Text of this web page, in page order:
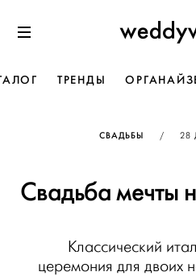
к содержанию
ТРЕНДЫ
СВАДЬБЫ / 28
Свадьба мечты
Классический
церемония для двоих